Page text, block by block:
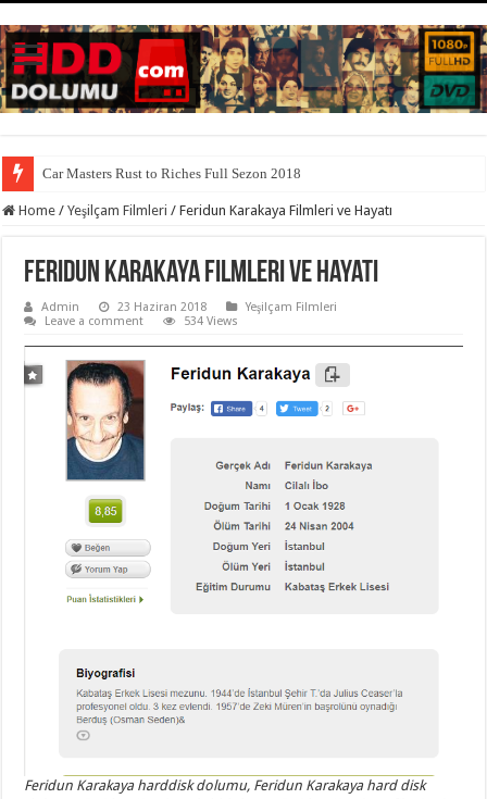
Car Masters Rust to Riches Full Sezon 2018
Home / Yeşilçam Filmleri / Feridun Karakaya Filmleri ve Hayatı
Feridun Karakaya Filmleri ve Hayatı
Admin 23 Haziran 2018
Yeşilçam Filmleri
Leave a comment
534 Views
Feridun Karakaya harddisk dolumu, Feridun Karakaya hard disk